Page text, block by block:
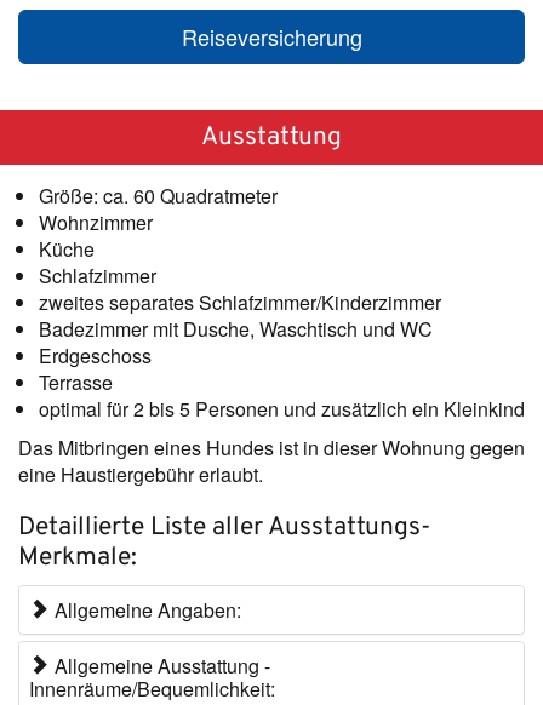
Reiseversicherung
Ausstattung
Größe: ca. 60 Quadratmeter
Wohnzimmer
Küche
Schlafzimmer
zweites separates Schlafzimmer/Kinderzimmer
Badezimmer mit Dusche, Waschtisch und WC
Erdgeschoss
Terrasse
optimal für 2 bis 5 Personen und zusätzlich ein Kleinkind
Das Mitbringen eines Hundes ist in dieser Wohnung gegen
eine Haustiergebühr erlaubt.
Detaillierte Liste aller Ausstattungs-
Merkmale:
Allgemeine Angaben:
Allgemeine Ausstattung -
Innenräume/Bequemlichkeit: